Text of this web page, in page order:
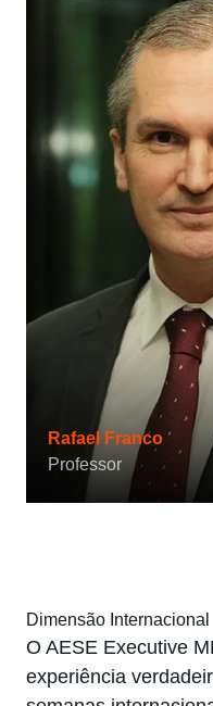
Rafael Franco
Professor
Dimensão Internacional
O AESE Executive
experiência